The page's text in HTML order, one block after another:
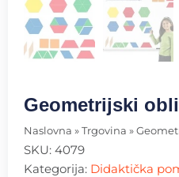
Geometrijski
Naslovna » Trgovina »
SKU: 4079
Kategorija: Didaktička